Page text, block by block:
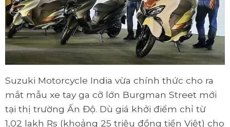
Suzuki Motorcycle India vừa chính thức cho ra
mắt mẫu xe tay ga cỡ lớn Burgman Street mới
tại thị trường Ấn Độ. Dù giá khởi điểm chỉ từ
1,02 lakh Rs (khoảng 25 triệu đồng tiền Việt) cho